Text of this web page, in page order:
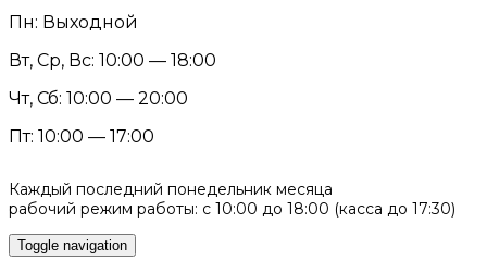
Пн: Выходной
Вт, Ср, Вс: 10:00 — 18:00
Чт, Сб: 10:00 — 20:00
Пт: 10:00 — 17:00
Каждый последний понедельник месяца
рабочий режим работы: с 10:00 до 18:00 (касса до 17:30)
Toggle navigation